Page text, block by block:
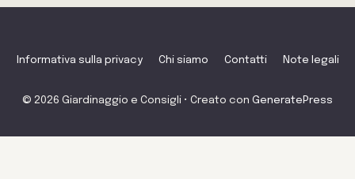
Informativa sulla privacy Chi siamo Contatti Note legali
© 2026 Giardinaggio e Consigli • Creato con GeneratePress